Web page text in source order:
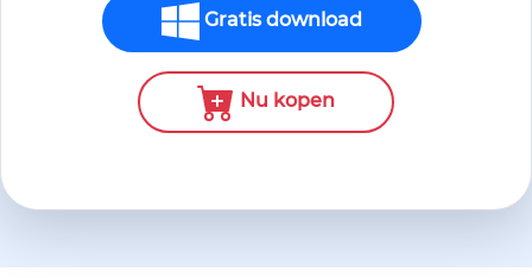
Gratis download
Nu kopen